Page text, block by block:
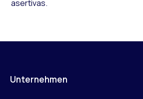
asertivas.
Unternehmen